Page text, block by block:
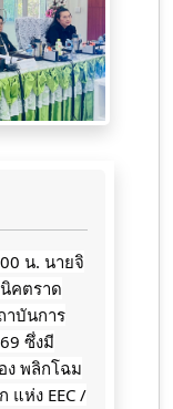
น. นายจิ
คตราด
าบันการ
ซึ่งมี
ง พลิกโฉม
แห่ง EEC /